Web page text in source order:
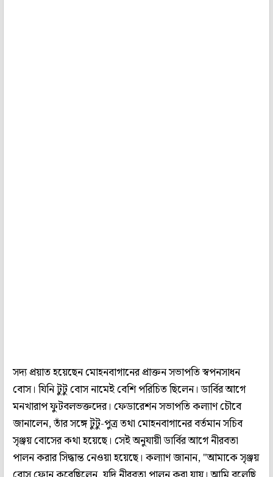
সদ্য প্রয়াত হয়েছেন মোহনবাগানের প্রাক্তন সভাপতি স্বপনসাধন
বোস। যিনি টুটু বোস নামেই বেশি পরিচিত ছিলেন। ডার্বির আগে
মনখারাপ ফুটবলভক্তদের। ফেডারেশন সভাপতি কল্যাণ চৌবে
জানালেন, তাঁর সঙ্গে টুটু-পুত্র তথা মোহনবাগানের বর্তমান সচিব
সৃঞ্জয় বোসের কথা হয়েছে। সেই অনুযায়ী ডার্বির আগে নীরবতা
পালন করার সিদ্ধান্ত নেওয়া হয়েছে। কল্যাণ জানান, "আমাকে সৃঞ্জয়